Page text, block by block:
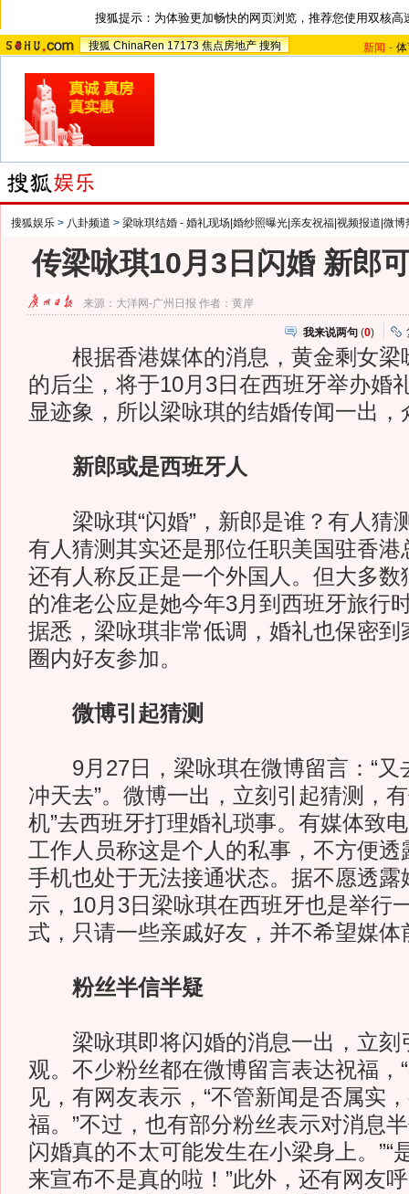
搜狐提示：为体验更加畅快的网页浏览，推荐您使用双核高
搜狐 ChinaRen 17173 焦点房地产 搜狗 新闻 -
搜狐娱乐 > 八卦频道 > 梁咏琪结婚 - 婚礼现场|婚纱照曝光|亲友祝福|视频报道|微博
传梁咏琪10月3日闪婚 新郎
来源： 大洋网-广州日报 作者：黄岸
我来说两句 (0)
根据香港媒体的消息，黄金剩女梁
的后尘，将于10月3日在西班牙举办婚
显迹象，所以梁咏琪的结婚传闻一出，
新郎或是西班牙人
梁咏琪“闪婚”，新郎是谁？有人猜
有人猜测其实还是那位任职美国驻香港
还有人称反正是一个外国人。但大多数
的准老公应是她今年3月到西班牙旅行
据悉，梁咏琪非常低调，婚礼也保密到
圈内好友参加。
微博引起猜测
9月27日，梁咏琪在微博留言：“又
冲天去”。微博一出，立刻引起猜测，
机”去西班牙打理婚礼琐事。有媒体致
工作人员称这是个人的私事，不方便透
手机也处于无法接通状态。据不愿透露
示，10月3日梁咏琪在西班牙也是举行
式，只请一些亲戚好友，并不希望媒体
粉丝半信半疑
梁咏琪即将闪婚的消息一出，立刻
观。不少粉丝都在微博留言表达祝福，
见，有网友表示，“不管新闻是否属实
福。”不过，也有部分粉丝表示对消息
闪婚真的不太可能发生在小梁身上。”“
来宣布不是真的啦！”此外，还有网友